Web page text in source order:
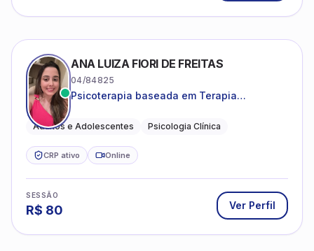
ANA LUIZA FIORI DE FREITAS
04/84825
Psicoterapia baseada em Terapia
Adultos e Adolescentes Psicologia Clínica
CRP ativo Online
SESSÃO
R$ 80 Ver Perfil